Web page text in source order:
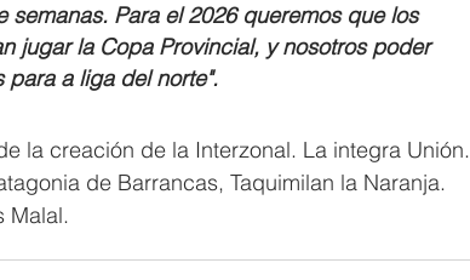
Para el 2026 queremos que los
jugar la Copa Provincial, y nosotros poder
para a liga del norte".
la creación de la Interzonal. La integra Unión.
de Barrancas, Taquimilan la Naranja.
Malal.